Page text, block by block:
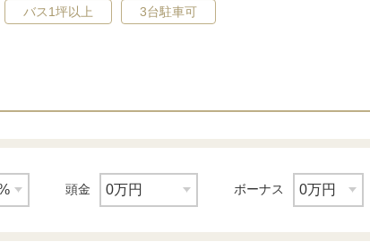
バス1坪以上 3台駐車可
頭金 ボーナス